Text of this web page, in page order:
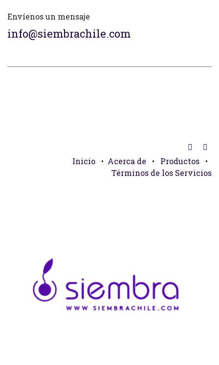
Envíenos un mensaje
info@siembrachile.com
Inicio • Acerca de • Productos
•
Términos de los Servicios